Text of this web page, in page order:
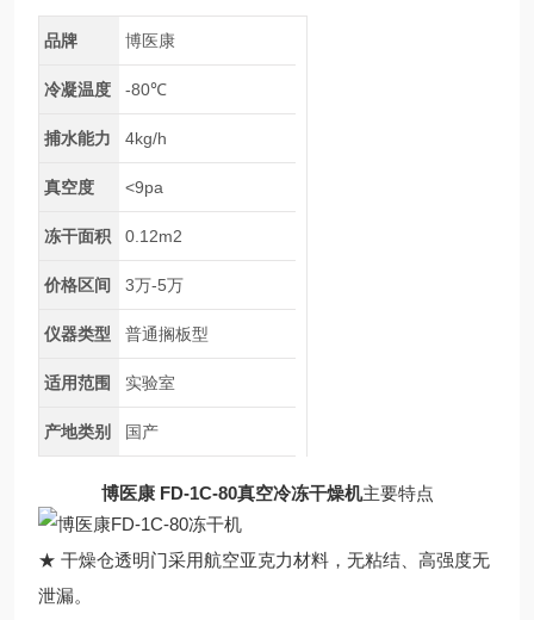
品牌 博医康
冷凝温度 -80℃
捕水能力 4kg/h
真空度 <9pa
冻干面积 0.12m2
价格区间 3万-5万
仪器类型 普通搁板型
适用范围 实验室
产地类别 国产
博医康 FD-1C-80真空冷冻干燥机主要特点
★ 干燥仓透明门采用航空亚克力材料，无粘结、高强度无
泄漏。